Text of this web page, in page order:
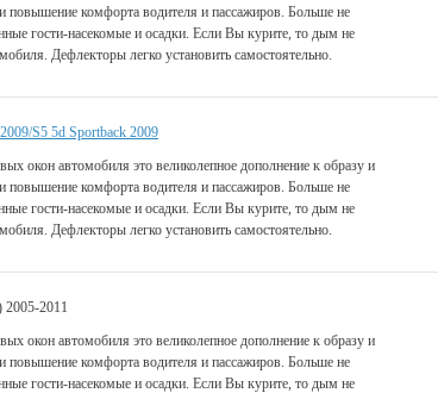
повышение комфорта водителя и пассажиров. Больше не
гости-насекомые и осадки. Если Вы курите, то дым не
Дефлекторы легко установить самостоятельно.
S5 5d Sportback 2009
окон автомобиля это великолепное дополнение к образу и
повышение комфорта водителя и пассажиров. Больше не
гости-насекомые и осадки. Если Вы курите, то дым не
Дефлекторы легко установить самостоятельно.
2011
окон автомобиля это великолепное дополнение к образу и
повышение комфорта водителя и пассажиров. Больше не
гости-насекомые и осадки. Если Вы курите, то дым не